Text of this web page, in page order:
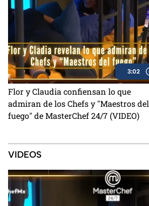
3:02
Flor y Claudia confiensan lo que
admiran de los Chefs y "Maestros del
fuego" de MasterChef 24/7 (VIDEO)
VIDEOS